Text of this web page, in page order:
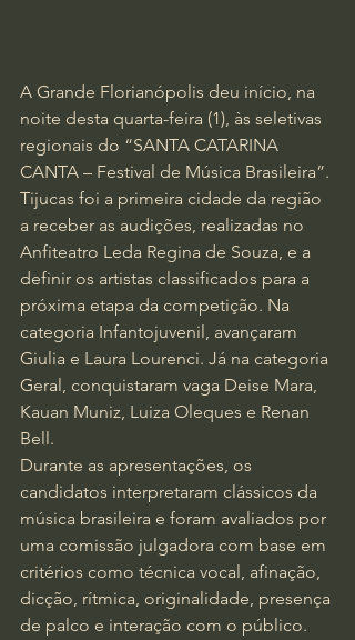
A Grande Florianópolis deu início, na
noite desta quarta-feira (1), às seletivas
regionais do “SANTA CATARINA
CANTA – Festival de Música Brasileira”.
Tijucas foi a primeira cidade da região
a receber as audições, realizadas no
Anfiteatro Leda Regina de Souza, e a
definir os artistas classificados para a
próxima etapa da competição. Na
categoria Infantojuvenil, avançaram
Giulia e Laura Lourenci. Já na categoria
Geral, conquistaram vaga Deise Mara,
Kauan Muniz, Luiza Oleques e Renan
Bell.
Durante as apresentações, os
candidatos interpretaram clássicos da
música brasileira e foram avaliados por
uma comissão julgadora com base em
critérios como técnica vocal, afinação,
dicção, rítmica, originalidade, presença
de palco e interação com o público.